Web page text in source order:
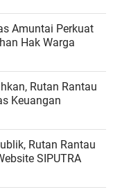
Amuntai Perkuat
Hak Warga
Rutan Rantau
Keuangan
Rutan Rantau
SIPUTRA